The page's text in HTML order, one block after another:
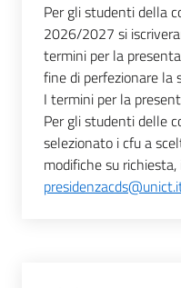
Per gli studenti della
2026/2027 si
termini per la
fine di perfezionare la
I termini per la
Per gli studenti delle
selezionato i cfu a
modifiche su